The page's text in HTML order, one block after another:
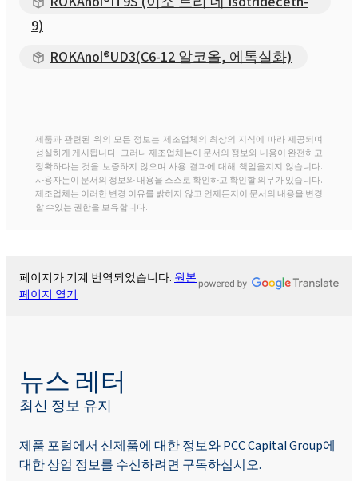
9)
ROKAnol®UD3(C6-12 알코올, 에톡실화)
제품과 관련된 위의 모든 정보는 제조업체의 최상의 지식에 따라 제공되며
성실하게 게시됩니다. 그러나 제조업체는이 문서의 정보와 내용이 완전하고
정확하다는 것을 보증하지 않으며 사용 결과에 대해 책임을지지 않습니다.
사용자는이 문서의 정보와 내용을 스스로 확인하고 확인할 의무가 있습니다.
제조업체는 이러한 변경 이유를 밝히지 않고 언제든지이 문서의 내용을 변경
할 수있는 권한을 보유합니다.
페이지가 기계 번역되었습니다. 원본
페이지 열기
뉴스 레터
최신 정보 유지
제품 포털에서 신제품에 대한 정보와 PCC Capital Group에
대한 상업 정보를 수신하려면 구독하십시오.